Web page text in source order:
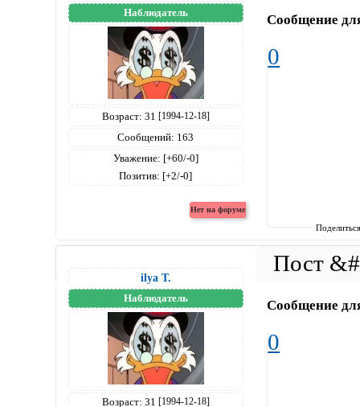
Наблюдатель
Возраст: 31 [1994-12-18]
Сообщений: 163
Уважение: [+60/-0]
Позитив: [+2/-0]
Сообщение
0
ilya T.
Наблюдатель
Возраст: 31 [1994-12-18]
Сообщение
0